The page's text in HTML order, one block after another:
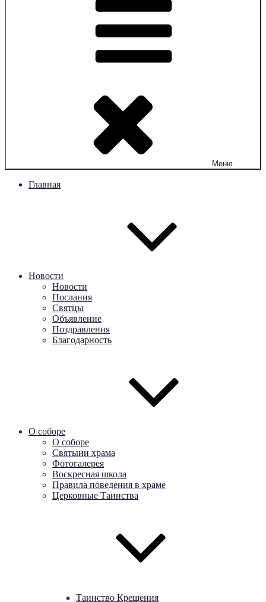
Меню
Главная
Новости
Новости
Послания
Святцы
Объявление
Поздравления
Благодарность
О соборе
О соборе
Святыни храма
Фотогалерея
Воскресная школа
Правила поведения в храме
Церковные Таинства
Таинство Крещения